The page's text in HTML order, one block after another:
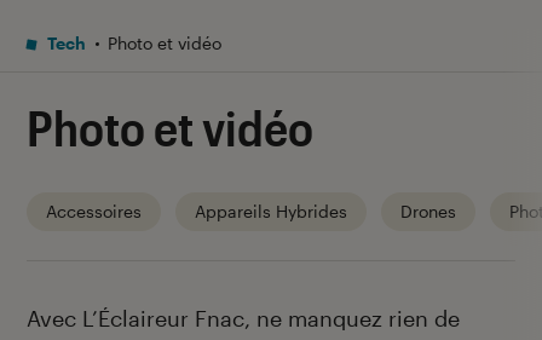
Tech Photo et vidéo
Photo et vidéo
Accessoires Appareils Hybrides Drones
Introduction
Avec L’Éclaireur Fnac, ne manquez rien de